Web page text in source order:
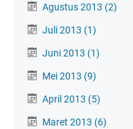
Agustus 2013 (2)
Juli 2013 (1)
Juni 2013 (1)
Mei 2013 (9)
April 2013 (5)
Maret 2013 (6)